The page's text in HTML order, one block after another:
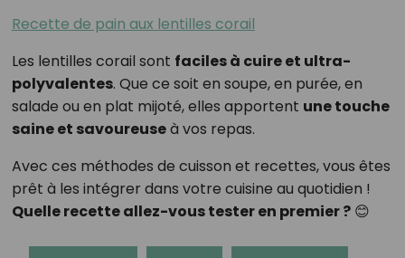
Recette de pain aux lentilles corail
Les lentilles corail sont faciles à cuire et ultra-
polyvalentes. Que ce soit en soupe, en purée, en
salade ou en plat mijoté, elles apportent une touche
saine et savoureuseà vos repas.
Avec ces méthodes de cuisson et recettes, vous êtes
prêt à les intégrer dans votre cuisine au quotidien !
Quelle recette allez-vous tester en premier ?😊